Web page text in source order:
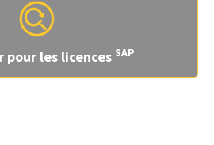
pour les licences SAP